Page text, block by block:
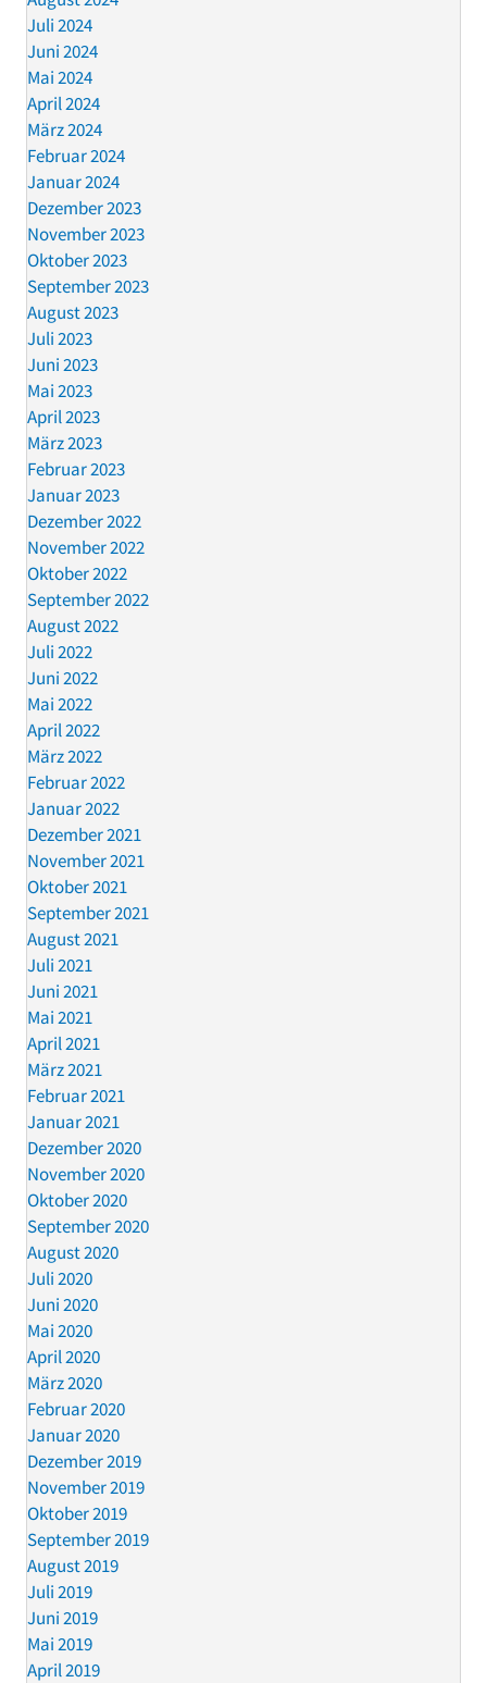
Juli 2024
Juni 2024
Mai 2024
April 2024
März 2024
Februar 2024
Januar 2024
Dezember 2023
November 2023
Oktober 2023
September 2023
August 2023
Juli 2023
Juni 2023
Mai 2023
April 2023
März 2023
Februar 2023
Januar 2023
Dezember 2022
November 2022
Oktober 2022
September 2022
August 2022
Juli 2022
Juni 2022
Mai 2022
April 2022
März 2022
Februar 2022
Januar 2022
Dezember 2021
November 2021
Oktober 2021
September 2021
August 2021
Juli 2021
Juni 2021
Mai 2021
April 2021
März 2021
Februar 2021
Januar 2021
Dezember 2020
November 2020
Oktober 2020
September 2020
August 2020
Juli 2020
Juni 2020
Mai 2020
April 2020
März 2020
Februar 2020
Januar 2020
Dezember 2019
November 2019
Oktober 2019
September 2019
August 2019
Juli 2019
Juni 2019
Mai 2019
April 2019